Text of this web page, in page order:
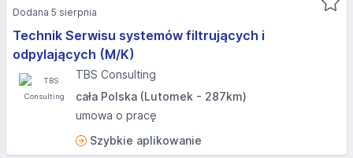
Technik Serwisu systemów filtrujących i
odpylających (M/K)
TBS Consulting
cała Polska (Lutomek - 287km)
umowa o pracę
Szybkie aplikowanie
Dodana 5 sierpnia